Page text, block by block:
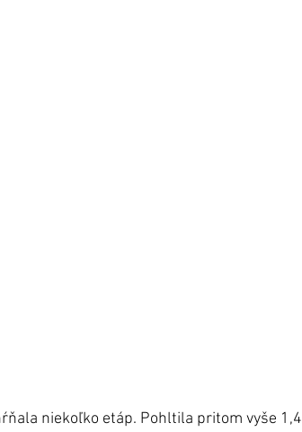
niekoľko etáp. Pohltila pritom vyše 1,4